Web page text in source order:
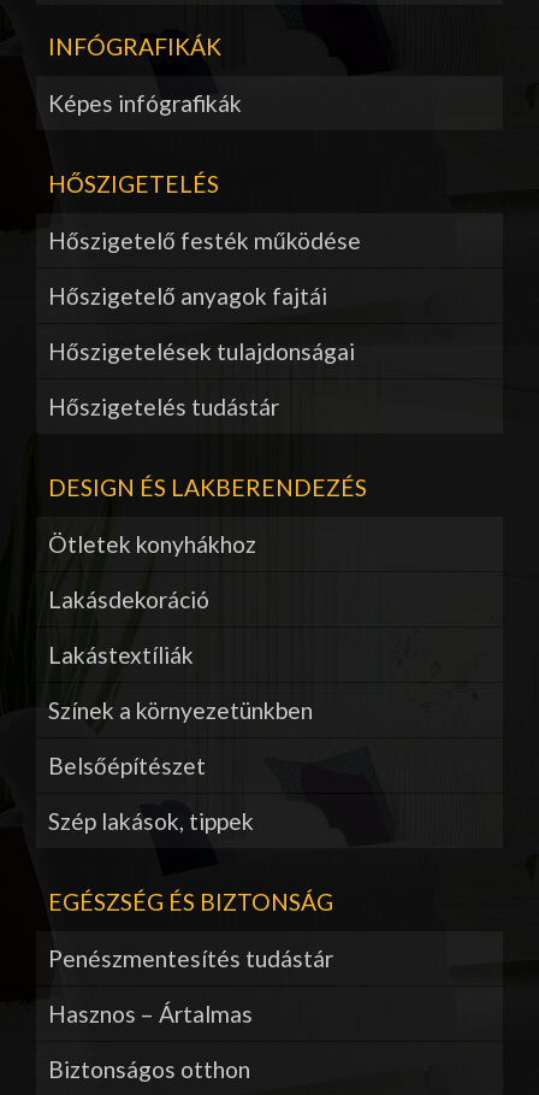
INFÓGRAFIKÁK
Képes infógrafikák
HŐSZIGETELÉS
Hőszigetelő festék működése
Hőszigetelő anyagok fajtái
Hőszigetelések tulajdonságai
Hőszigetelés tudástár
DESIGN ÉS LAKBERENDEZÉS
Ötletek konyhákhoz
Lakásdekoráció
Lakástextíliák
Színek a környezetünkben
Belsőépítészet
Szép lakások, tippek
EGÉSZSÉG ÉS BIZTONSÁG
Penészmentesítés tudástár
Hasznos – Ártalmas
Biztonságos otthon